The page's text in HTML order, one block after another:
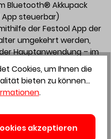
Bluetooth® Akkupack
steuerbar)
der Festool App der
umgekehrt werden,
Hauptanwendung – im
störend in den
hineinragt (nur in
Bluetooth® Akkupack
schnellen Zugriff auf
Cookies, um Ihnen die
bieten zu können...
.
akzeptieren